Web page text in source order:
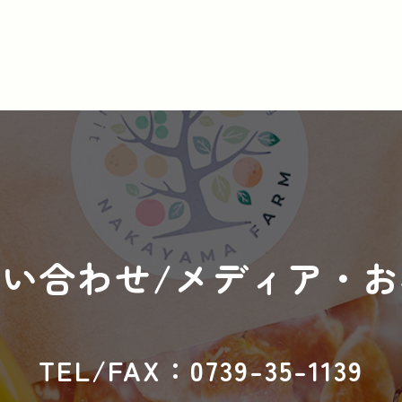
合わせ/メディア・
TEL/FAX：0739-35-1139